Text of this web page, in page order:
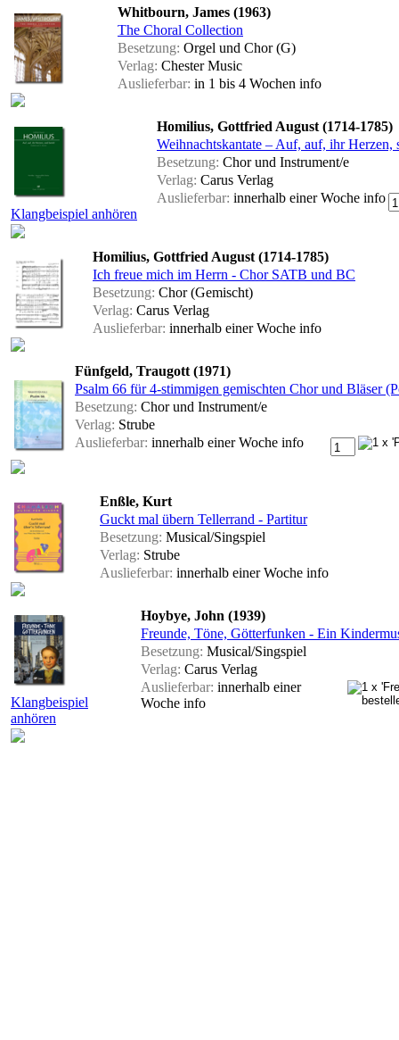
Whitbourn, James (1963)
The Choral Collection
Besetzung: Orgel und Chor (G)
Verlag: Chester Music
Auslieferbar: in 1 bis 4 Wochen info
Klangbeispiel anhören
Homilius, Gottfried August (1714-1785)
Weihnachtskantate – Auf, auf, ihr Herzen,
Besetzung: Chor und Instrument/e
Verlag: Carus Verlag
Auslieferbar: innerhalb einer Woche info
Homilius, Gottfried August (1714-1785)
Ich freue mich im Herrn - Chor SATB und BC
Besetzung: Chor (Gemischt)
Verlag: Carus Verlag
Auslieferbar: innerhalb einer Woche info
Fünfgeld, Traugott (1971)
Psalm 66 für 4-stimmigen gemischten Chor und Bläser
Besetzung: Chor und Instrument/e
Verlag: Strube
Auslieferbar: innerhalb einer Woche info
Enßle, Kurt
Guckt mal übern Tellerrand - Partitur
Besetzung: Musical/Singspiel
Verlag: Strube
Auslieferbar: innerhalb einer Woche info
Klangbeispiel
anhören
Hoybye, John (1939)
Freunde, Töne, Götterfunken - Ein
Besetzung: Musical/Singspiel
Verlag: Carus Verlag
Auslieferbar: innerhalb einer
Woche info